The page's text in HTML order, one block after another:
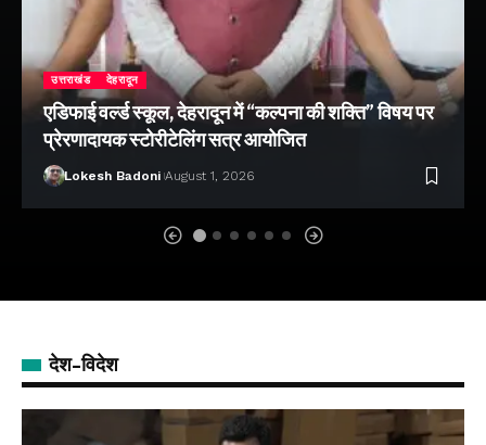
उत्तराखंड देहरादून
एडिफाई वर्ल्ड स्कूल, देहरादून में “कल्पना की शक्ति” विषय पर
प्रेरणादायक स्टोरीटेलिंग सत्र आयोजित
Lokesh Badoni August 1, 2026
देश-विदेश